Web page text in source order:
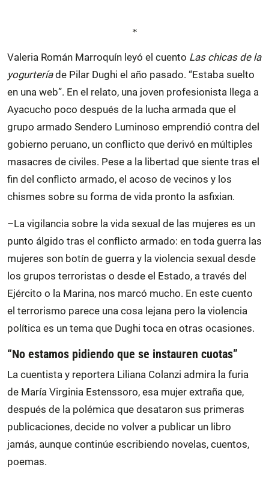
*
Valeria Román Marroquín leyó el cuento Las chicas de la
yogurteríade Pilar Dughi el año pasado. “Estaba suelto
en una web”. En el relato, una joven profesionista llega a
Ayacucho poco después de la lucha armada que el
grupo armado Sendero Luminoso emprendió contra del
gobierno peruano, un conflicto que derivó en múltiples
masacres de civiles. Pese a la libertad que siente tras el
fin del conflicto armado, el acoso de vecinos y los
chismes sobre su forma de vida pronto la asfixian.
–La vigilancia sobre la vida sexual de las mujeres es un
punto álgido tras el conflicto armado: en toda guerra las
mujeres son botín de guerra y la violencia sexual desde
los grupos terroristas o desde el Estado, a través del
Ejército o la Marina, nos marcó mucho. En este cuento
el terrorismo parece una cosa lejana pero la violencia
política es un tema que Dughi toca en otras ocasiones.
“No estamos pidiendo que se instauren cuotas”
La cuentista y reportera Liliana Colanzi admira la furia
de María Virginia Estenssoro, esa mujer extraña que,
después de la polémica que desataron sus primeras
publicaciones, decide no volver a publicar un libro
jamás, aunque continúe escribiendo novelas, cuentos,
poemas.